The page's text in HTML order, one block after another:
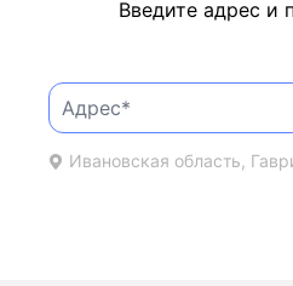
Введите адрес и
Ивановская область,